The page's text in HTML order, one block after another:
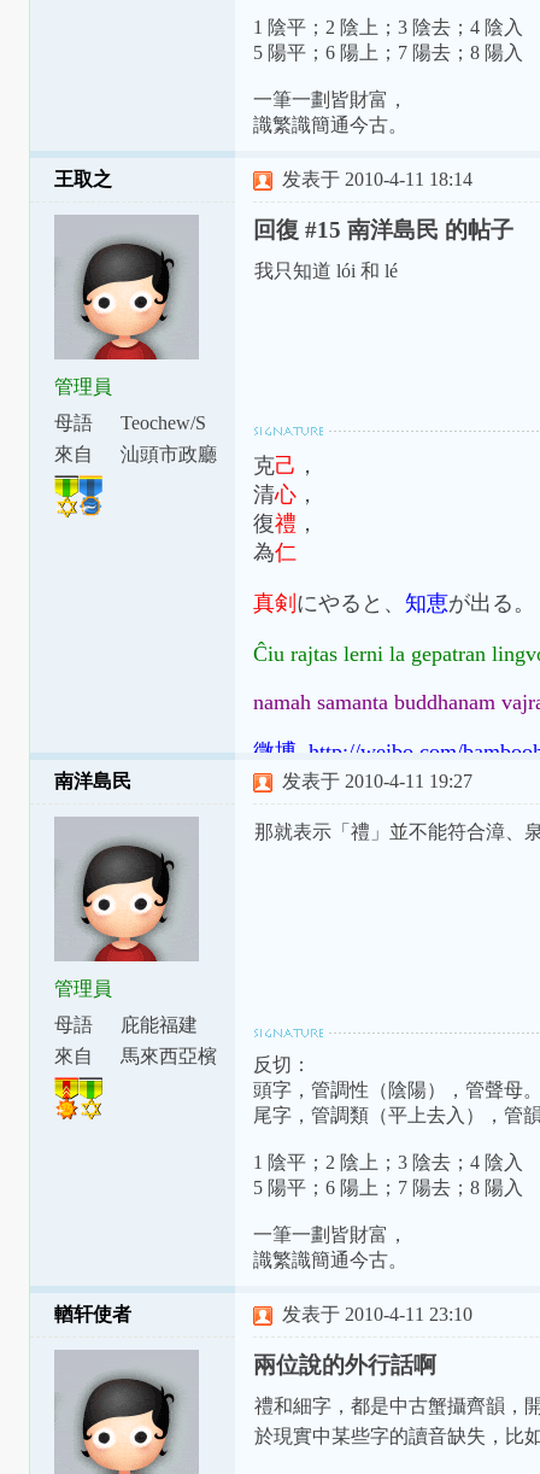
1 陰平；2 陰上；3 陰去；4 陰入
5 陽平；6 陽上；7 陽去；8 陽入
一筆一劃皆財富，
識繁識簡通今古。
王取之
管理員
母語
Teochew/S
watow
來自
汕頭市政廳
发表于 2010-4-11 18:14
回復 #15 南洋島民 的帖子
我只知道 lói 和 lé
克己 ，
清心，
復禮 ，
為仁
真剣 にやると、 知恵が出る。
Ĉiu rajtas lerni la gepatran
namah samanta buddhanam
微博 http://weibo.com/
南洋島民
管理員
母語
庇能福建
話
來自
馬來西亞檳
发表于 2010-4-11 19:27
那就表示「禮」並不能符合漳、
反切：
頭字，管調性（陰陽），管聲母
尾字，管調類（平上去入），管
1 陰平；2 陰上；3 陰去；4 陰入
5 陽平；6 陽上；7 陽去；8 陽入
一筆一劃皆財富，
識繁識簡通今古。
輶轩使者 发表于 2010-4-11 23:10
兩位說的外行話啊
禮和細字，都是中古蟹攝齊韻，
於現實中某些字的讀音缺失，比